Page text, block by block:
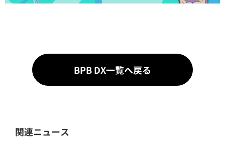
BPB DX一覧へ戻る
関連ニュース